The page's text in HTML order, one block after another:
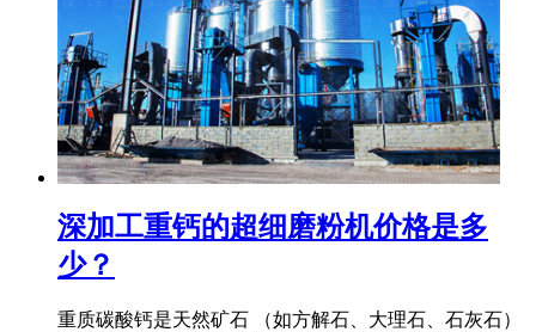
深加工重钙的超细磨粉机价格是多
少？
重质碳酸钙是天然矿石 （如方解石、大理石、石灰石）